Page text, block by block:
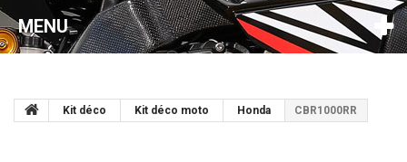
MENU
Kit déco Kit déco moto Honda CBR1000RR